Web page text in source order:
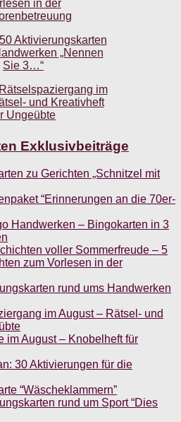
Exklusivbeiträge
zu Gerichten „Schnitzel mit
“Erinnerungen an die 70er-
Handwerken – Bingokarten in 3
voller Sommerfreude – 5
zum Vorlesen in der
rund ums Handwerken
im August – Rätsel- und
im August – Knobelheft für
30 Aktivierungen für die
“Wäscheklammern”
rund um Sport “Dies